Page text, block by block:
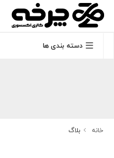
دسته بندی ها
خانه بلاگ